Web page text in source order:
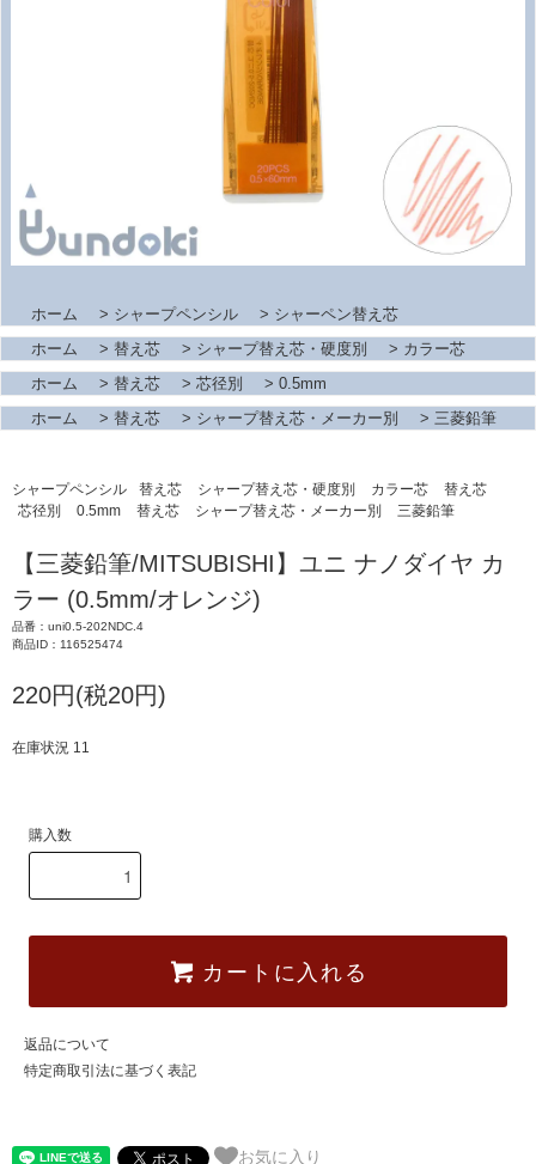
ホーム > シャープペンシル > シャーペン替え芯
ホーム
> 替え芯 > シャープ替え芯・硬度別 > カラー芯
ホーム
> 替え芯 > 芯径別 > 0.5mm
ホーム
> 替え芯 > シャープ替え芯・メーカー別 > 三菱鉛筆
シャープペンシル 替え芯 シャープ替え芯・硬度別 カラー芯
替え芯
芯径別
0.5mm 替え芯 シャープ替え芯・メーカー別 三菱鉛筆
【三菱鉛筆/MITSUBISHI】ユニ ナノダイヤ カ
ラー (0.5mm/オレンジ)
品番：uni0.5-202NDC.4
商品ID：116525474
220円(税20円)
在庫状況 11
購入数
カートに入れる
返品について
特定商取引法に基づく表記
お気に入り